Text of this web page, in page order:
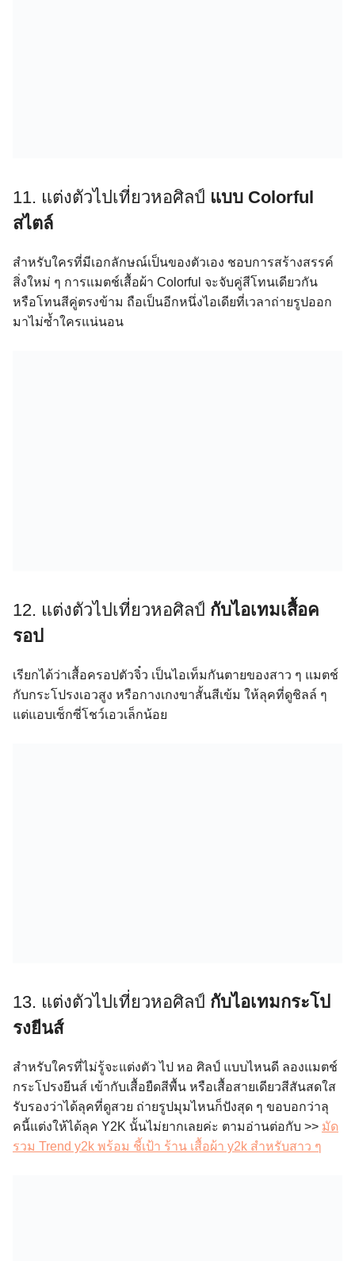
11. แต่งตัวไปเที่ยวหอศิลป์ แบบ Colorful
สไตล์
สำหรับใครที่มีเอกลักษณ์เป็นของตัวเอง ชอบการสร้างสรรค์
สิ่งใหม่ ๆ การแมตช์เสื้อผ้า Colorful จะจับคู่สีโทนเดียวกัน
หรือโทนสีคู่ตรงข้าม ถือเป็นอีกหนึ่งไอเดียที่เวลาถ่ายรูปออก
มาไม่ซ้ำใครแน่นอน
12. แต่งตัวไปเที่ยวหอศิลป์ กับไอเทมเสื้อค
รอป
เรียกได้ว่าเสื้อครอปตัวจิ๋ว เป็นไอเท็มกันตายของสาว ๆ แมตช์
กับกระโปรงเอวสูง หรือกางเกงขาสั้นสีเข้ม ให้ลุคที่ดูชิลล์ ๆ
แต่แอบเซ็กซี่โชว์เอวเล็กน้อย
13. แต่งตัวไปเที่ยวหอศิลป์ กับไอเทมกระโป
รงยีนส์
สำหรับใครที่ไม่รู้จะแต่งตัว ไป หอ ศิลป์ แบบไหนดี ลองแมตช์
กระโปรงยีนส์ เข้ากับเสื้อยืดสีพื้น หรือเสื้อสายเดียวสีสันสดใส
รับรองว่าได้ลุคที่ดูสวย ถ่ายรูปมุมไหนก็ปังสุด ๆ ขอบอกว่าลุ
คนี้แต่งให้ได้ลุค Y2K นั้นไม่ยากเลยค่ะ ตามอ่านต่อกับ >> มัด
รวม Trend y2k พร้อม ชี้เป้า ร้าน เสื้อผ้า y2k สำหรับสาว ๆ